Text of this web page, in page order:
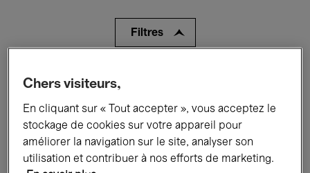
Filtres
Tous les événements
Expositions Films Performances
Rencontres & Débats Jazz
Chers visiteurs,
En cliquant sur « Tout accepter », vous acceptez le
stockage de cookies sur votre appareil pour
améliorer la navigation sur le site, analyser son
utilisation et contribuer à nos efforts de marketing.